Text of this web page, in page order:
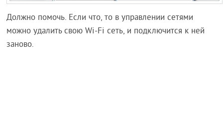
Должно помочь. Если что, то в управлении сетями
можно удалить свою Wi-Fi сеть, и подключится к ней
заново.